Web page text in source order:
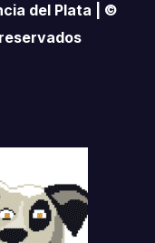
del Plata | ©